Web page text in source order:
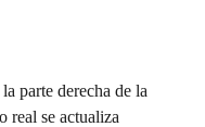
parte derecha de la
real se actualiza